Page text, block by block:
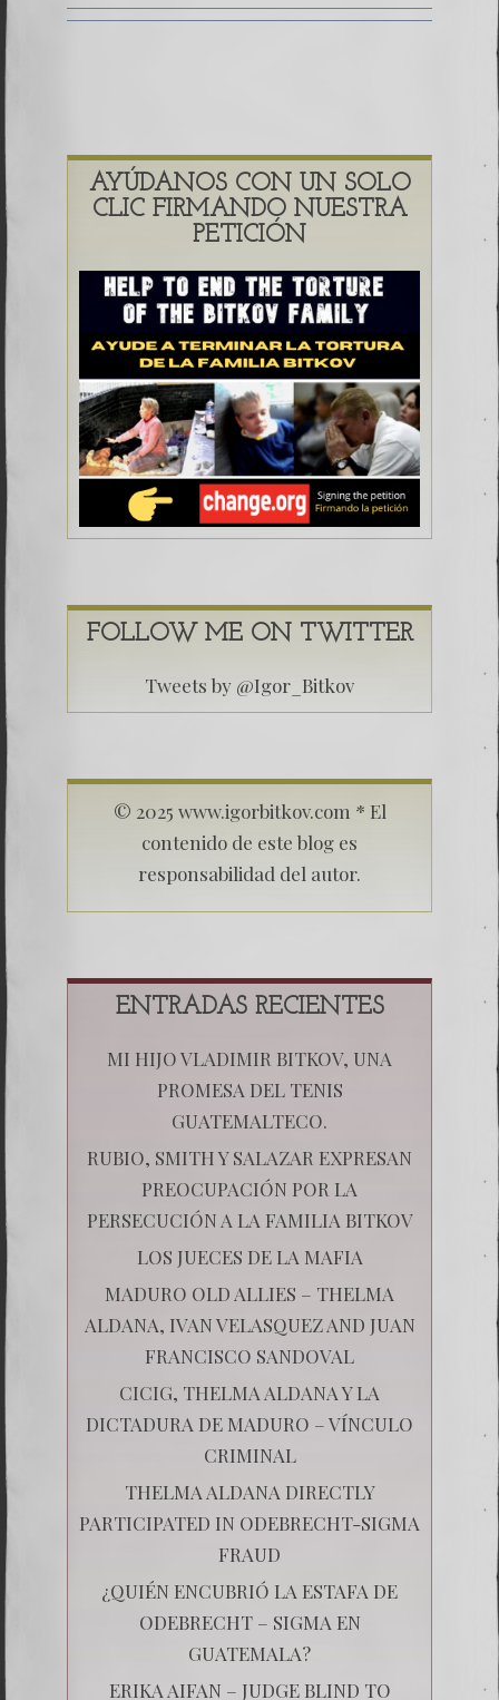
AYÚDANOS CON UN SOLO
CLIC FIRMANDO NUESTRA
PETICIÓN
FOLLOW ME ON TWITTER
Tweets by @Igor_Bitkov
© 2025 www.igorbitkov.com * El
contenido de este blog es
responsabilidad del autor.
ENTRADAS RECIENTES
MI HIJO VLADIMIR BITKOV, UNA
PROMESA DEL TENIS
GUATEMALTECO.
RUBIO, SMITH Y SALAZAR EXPRESAN
PREOCUPACIÓN POR LA
PERSECUCIÓN A LA FAMILIA BITKOV
LOS JUECES DE LA MAFIA
MADURO OLD ALLIES – THELMA
ALDANA, IVAN VELASQUEZ AND JUAN
FRANCISCO SANDOVAL
CICIG, THELMA ALDANA Y LA
DICTADURA DE MADURO – VÍNCULO
CRIMINAL
THELMA ALDANA DIRECTLY
PARTICIPATED IN ODEBRECHT-SIGMA
FRAUD
¿QUIÉN ENCUBRIÓ LA ESTAFA DE
ODEBRECHT – SIGMA EN
GUATEMALA?
ERIKA AIFAN – JUDGE BLIND TO